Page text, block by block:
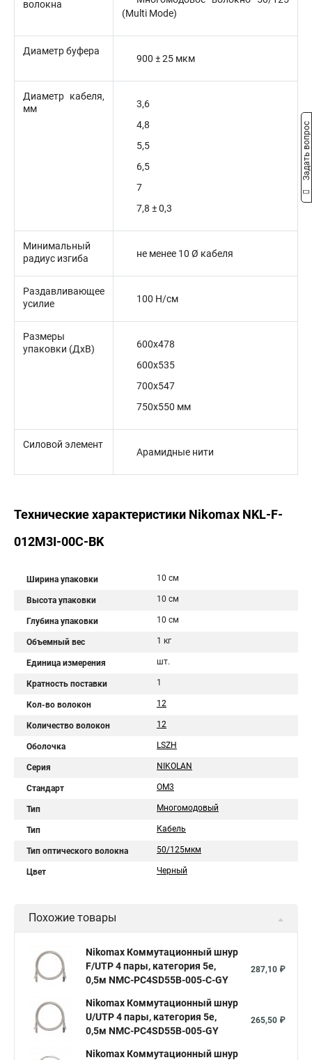
волокна
(Multi Mode)
Диаметр буфера
900 ± 25 мкм
Диаметр кабеля,
мм
3,6
4,8
5,5
6,5
7
7,8 ± 0,3
Минимальный
радиус изгиба
не менее 10 Ø кабеля
Раздавливающее
усилие
100 Н/cм
Размеры
упаковки (ДхВ)
600x478
600x535
700x547
750x550 мм
Силовой элемент
Арамидные нити
Технические характеристики Nikomax NKL-F-
012M3I-00C-BK
Ширина упаковки 10 см
Высота упаковки 10 см
Глубина упаковки 10 см
Объемный вес 1 кг
Единица измерения шт.
Кратность поставки 1
Кол-во волокон 12
Количество волокон 12
Оболочка LSZH
Серия NIKOLAN
Стандарт OM3
Тип Многомодовый
Тип Кабель
Тип оптического волокна 50/125мкм
Цвет Черный
Похожие товары
Nikomax Коммутационный шнур
F/UTP 4 пары, категория 5е,
0,5м NMC-PC4SD55B-005-C-GY
287,10 ₽
Nikomax Коммутационный шнур
U/UTP 4 пары, категория 5е,
0,5м NMC-PC4SD55B-005-GY
265,50 ₽
Nikomax Коммутационный шнур
Задать вопрос